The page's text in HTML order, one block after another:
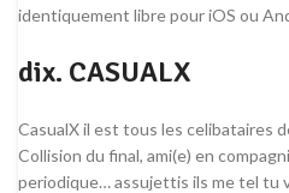
identiquement libre pour iOS ou
dix. CASUALX
CasualX il est tous les celibataires
Collision du final, ami(e) en
periodique… assujettis ils me tel tu